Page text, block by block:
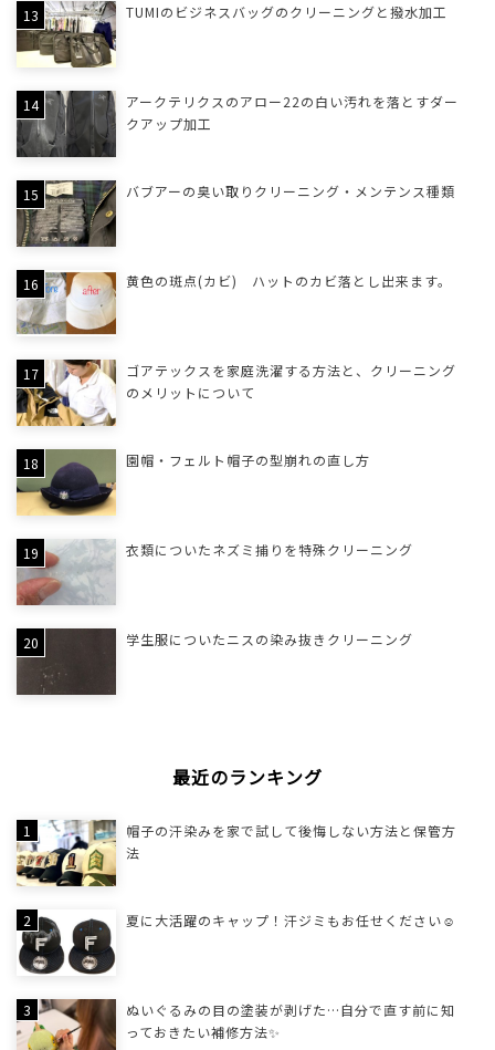
TUMIのビジネスバッグのクリーニングと撥水加工
アークテリクスのアロー22の白い汚れを落とすダー
クアップ加工
バブアーの臭い取りクリーニング・メンテンス種類
黄色の斑点(カビ) ハットのカビ落とし出来ます。
ゴアテックスを家庭洗濯する方法と、クリーニング
のメリットについて
園帽・フェルト帽子の型崩れの直し方
衣類についたネズミ捕りを特殊クリーニング
学生服についたニスの染み抜きクリーニング
最近のランキング
帽子の汗染みを家で試して後悔しない方法と保管方
法
夏に大活躍のキャップ！汗ジミもお任せください☺
ぬいぐるみの目の塗装が剥げた…自分で直す前に知
っておきたい補修方法✨